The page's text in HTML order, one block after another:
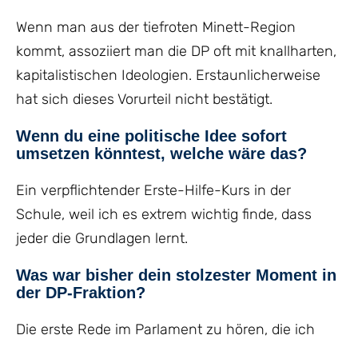
Wenn man aus der tiefroten Minett-Region
kommt, assoziiert man die DP oft mit knallharten,
kapitalistischen Ideologien. Erstaunlicherweise
hat sich dieses Vorurteil nicht bestätigt.
Wenn du eine politische Idee sofort
umsetzen könntest, welche wäre das?
Ein verpflichtender Erste-Hilfe-Kurs in der
Schule, weil ich es extrem wichtig finde, dass
jeder die Grundlagen lernt.
Was war bisher dein stolzester Moment in
der DP-Fraktion?
Die erste Rede im Parlament zu hören, die ich